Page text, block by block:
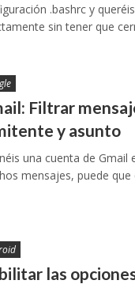
.bashrc y
sin tener que
Filtrar
y asunto
una cuenta de Gmail
mensajes, puede
las